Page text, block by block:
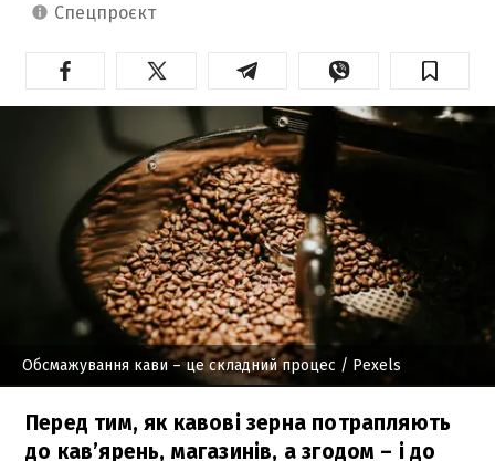
спецпроєкт
Обсмажування кави – це складний процес / Pexels
Перед тим, як кавові зерна потрапляють
до кав’ярень, магазинів, а згодом – і до